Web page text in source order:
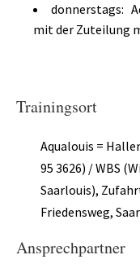
donnerstags:
mit der Zuteilung
Trainingsort
Aqualouis =
95 3626) / WBS
Saarlouis),
Friedensweg,
Ansprechpartner